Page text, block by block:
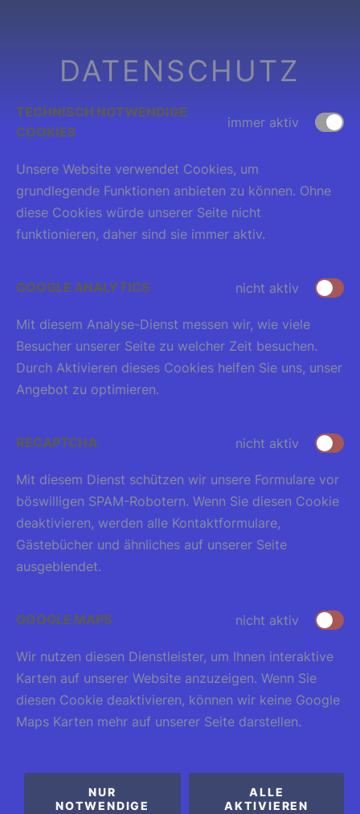
DATENSCHUTZ
TECHNISCH NOTWENDIGE
COOKIES
immer aktiv
Unsere Website verwendet Cookies, um
grundlegende Funktionen anbieten zu können. Ohne
diese Cookies würde unserer Seite nicht
funktionieren, daher sind sie immer aktiv.
GOOGLE ANALYTICS nicht aktiv
Mit diesem Analyse-Dienst messen wir, wie viele
Besucher unserer Seite zu welcher Zeit besuchen.
Durch Aktivieren dieses Cookies helfen Sie uns, unser
Angebot zu optimieren.
RECAPTCHA nicht aktiv
Mit diesem Dienst schützen wir unsere Formulare vor
böswilligen SPAM-Robotern. Wenn Sie diesen Cookie
deaktivieren, werden alle Kontaktformulare,
Gästebücher und ähnliches auf unserer Seite
ausgeblendet.
GOOGLE MAPS nicht aktiv
Wir nutzen diesen Dienstleister, um Ihnen interaktive
Karten auf unserer Website anzuzeigen. Wenn Sie
diesen Cookie deaktivieren, können wir keine Google
Maps Karten mehr auf unserer Seite darstellen.
NUR
NOTWENDIGE
ALLE
AKTIVIEREN